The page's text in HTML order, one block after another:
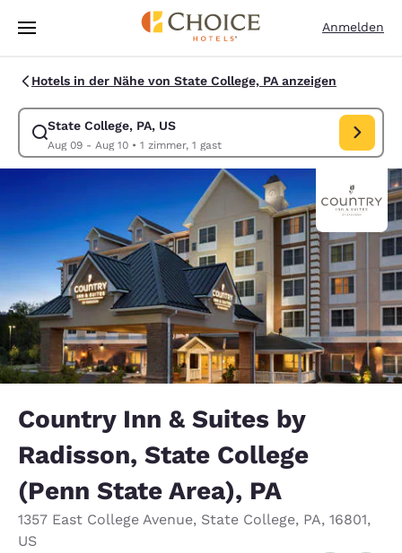
Weiter Zu Hauptinhalt
Anmelden
Hotels in der Nähe von State College, PA anzeigen
State College, PA, US
Aug 09 - Aug 10• 1 zimmer, 1 gast
Suche für State College, PA, US ändern. Check-in-Datum Aug 09,
Country Inn & Suites by
Radisson, State College
(Penn State Area), PA
1357 East College Avenue, State College, PA, 16801,
US